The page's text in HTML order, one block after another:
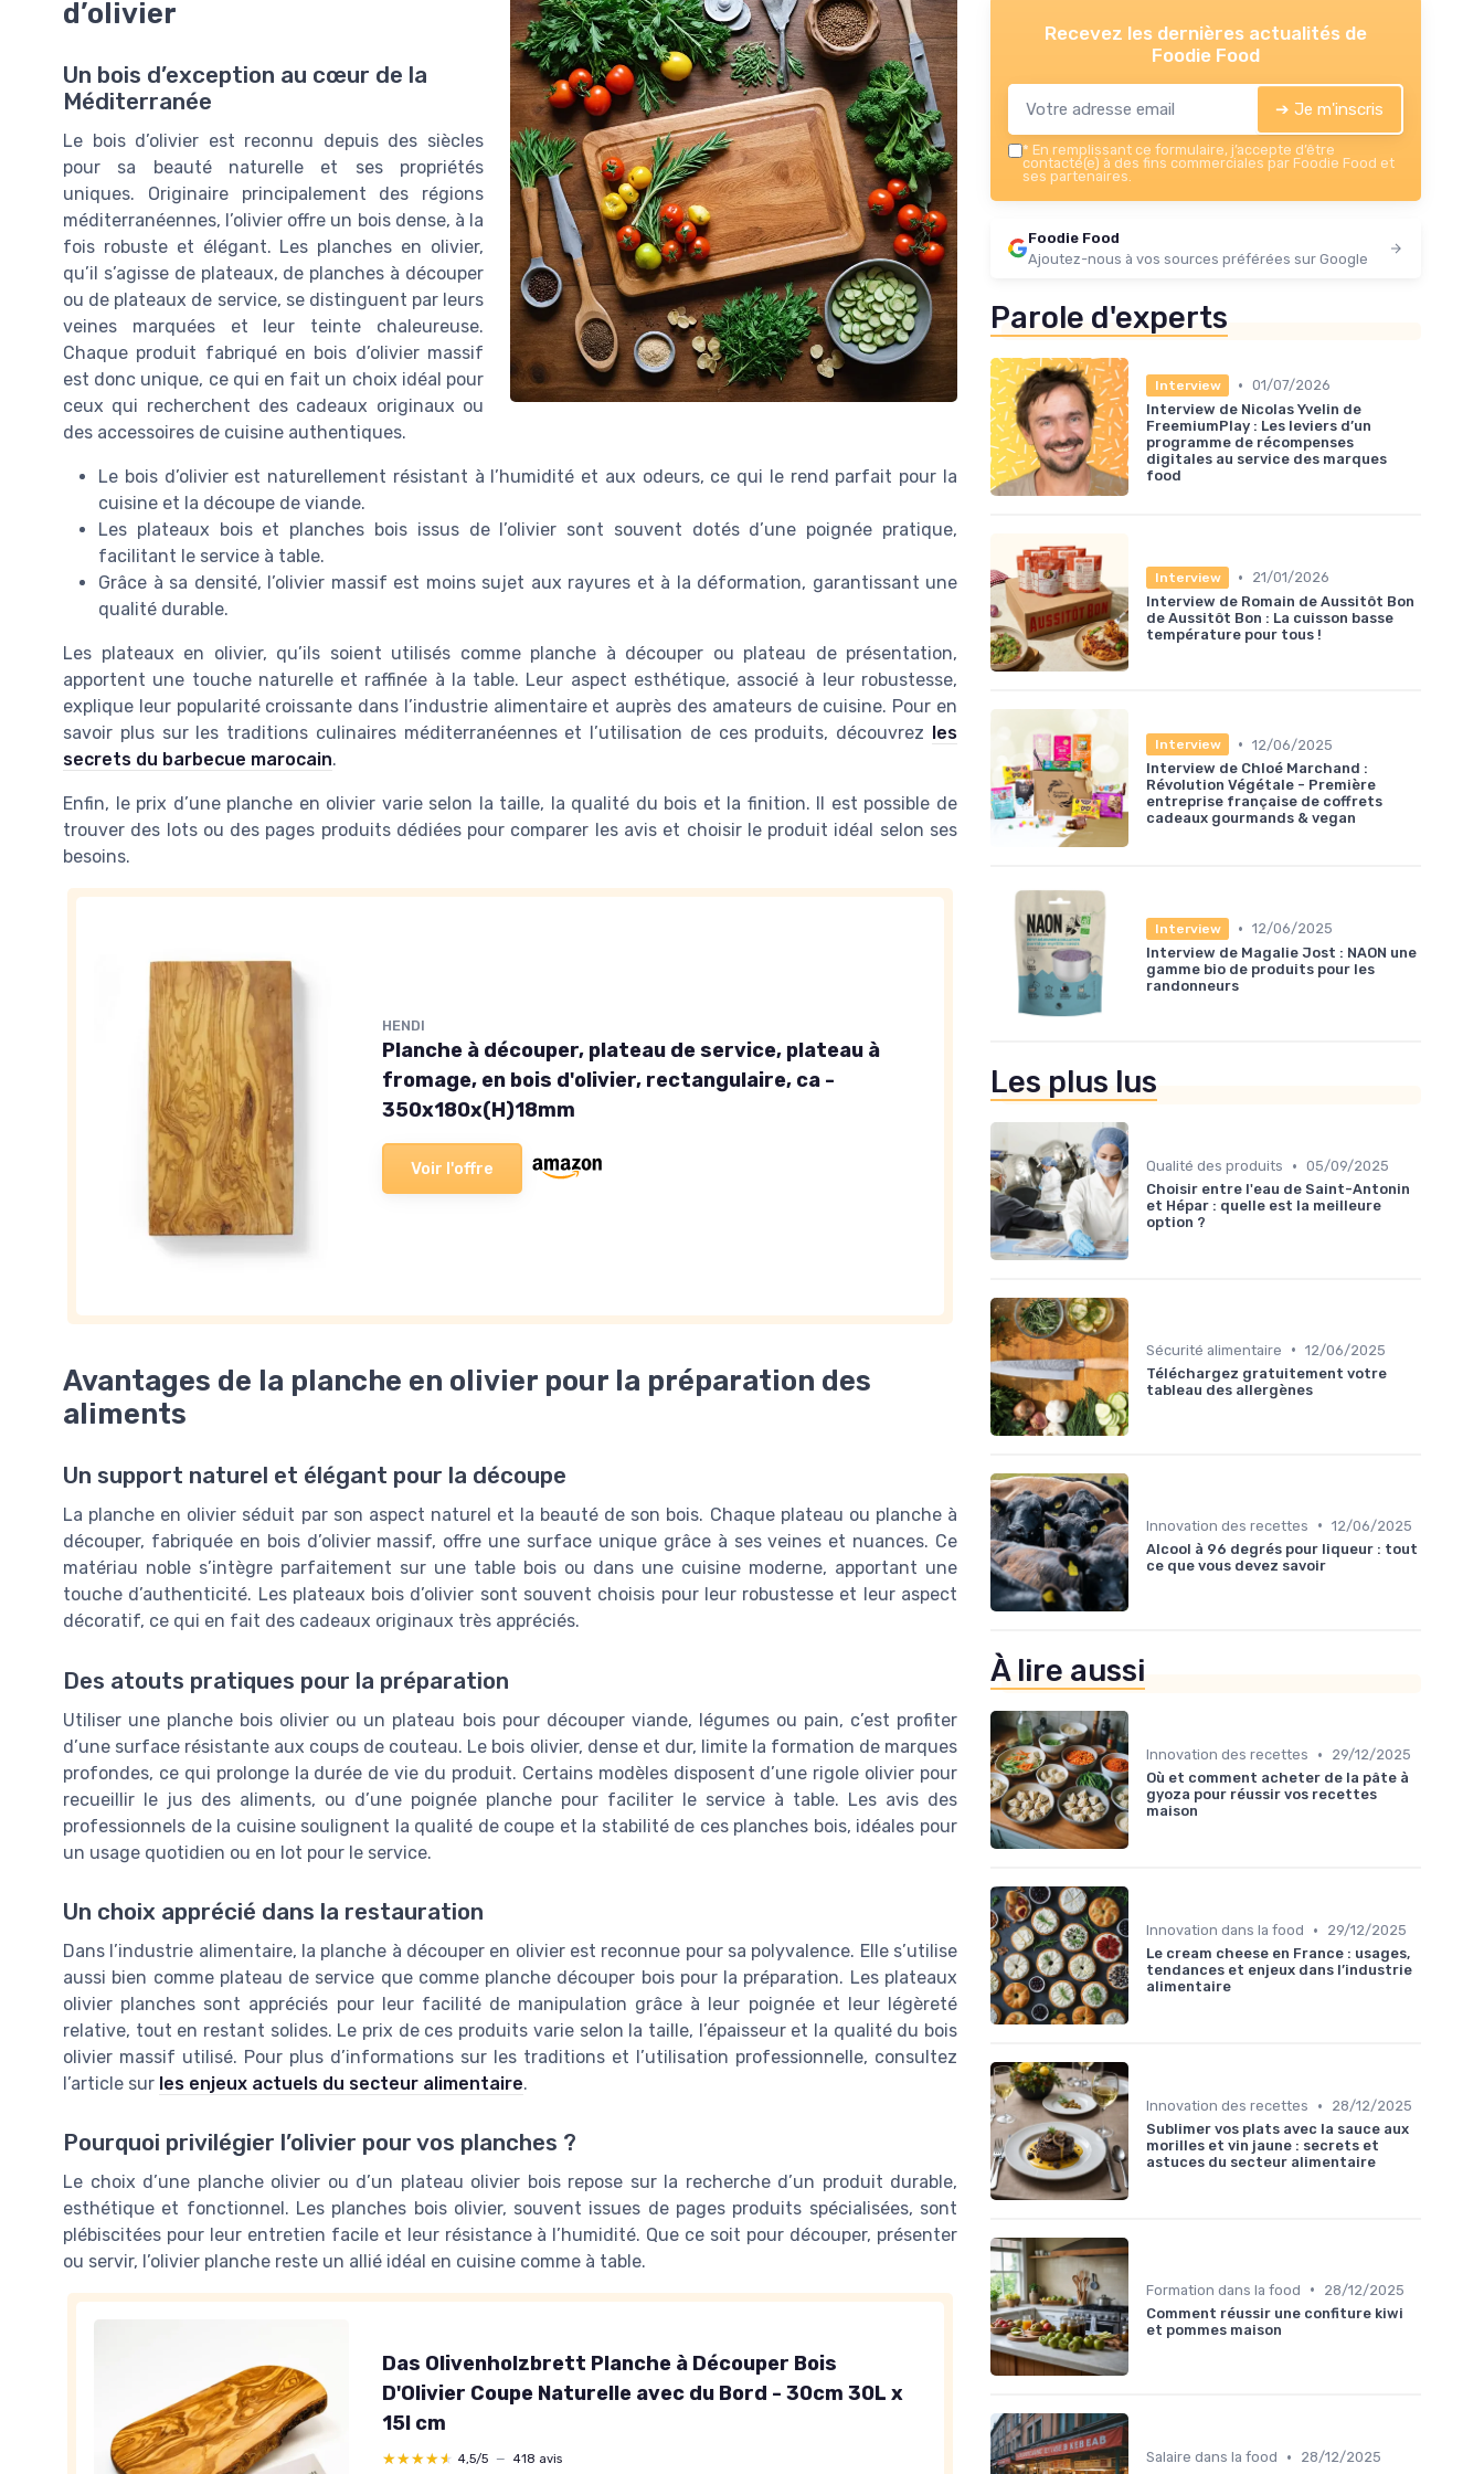
d’olivier
Un bois d’exception au cœur de la
Méditerranée
Le bois d’olivier est reconnu depuis des siècles
pour sa beauté naturelle et ses propriétés
uniques. Originaire principalement des régions
méditerranéennes, l’olivier offre un bois dense, à la
fois robuste et élégant. Les planches en olivier,
qu’il s’agisse de plateaux, de planches à découper
ou de plateaux de service, se distinguent par leurs
veines marquées et leur teinte chaleureuse.
Chaque produit fabriqué en bois d’olivier massif
est donc unique, ce qui en fait un choix idéal pour
ceux qui recherchent des cadeaux originaux ou
des accessoires de cuisine authentiques.
Le bois d’olivier est naturellement résistant à l’humidité et aux odeurs, ce qui le rend parfait pour la
cuisine et la découpe de viande.
Les plateaux bois et planches bois issus de l’olivier sont souvent dotés d’une poignée pratique,
facilitant le service à table.
Grâce à sa densité, l’olivier massif est moins sujet aux rayures et à la déformation, garantissant une
qualité durable.
Les plateaux en olivier, qu’ils soient utilisés comme planche à découper ou plateau de présentation,
apportent une touche naturelle et raffinée à la table. Leur aspect esthétique, associé à leur robustesse,
explique leur popularité croissante dans l’industrie alimentaire et auprès des amateurs de cuisine. Pour en
savoir plus sur les traditions culinaires méditerranéennes et l’utilisation de ces produits, découvrez
les
secrets du barbecue marocain.
Enfin, le prix d’une planche en olivier varie selon la taille, la qualité du bois et la finition. Il est possible de
trouver des lots ou des pages produits dédiées pour comparer les avis et choisir le produit idéal selon ses
besoins.
HENDI
Planche à découper, plateau de service, plateau à
fromage, en bois d'olivier, rectangulaire, ca -
350x180x(H)18mm
Voir l'offre
Avantages de la planche en olivier pour la préparation des
aliments
Un support naturel et élégant pour la découpe
La planche en olivier séduit par son aspect naturel et la beauté de son bois. Chaque plateau ou planche à
découper, fabriquée en bois d’olivier massif, offre une surface unique grâce à ses veines et nuances. Ce
matériau noble s’intègre parfaitement sur une table bois ou dans une cuisine moderne, apportant une
touche d’authenticité. Les plateaux bois d’olivier sont souvent choisis pour leur robustesse et leur aspect
décoratif, ce qui en fait des cadeaux originaux très appréciés.
Des atouts pratiques pour la préparation
Utiliser une planche bois olivier ou un plateau bois pour découper viande, légumes ou pain, c’est profiter
d’une surface résistante aux coups de couteau. Le bois olivier, dense et dur, limite la formation de marques
profondes, ce qui prolonge la durée de vie du produit. Certains modèles disposent d’une rigole olivier pour
recueillir le jus des aliments, ou d’une poignée planche pour faciliter le service à table. Les avis des
professionnels de la cuisine soulignent la qualité de coupe et la stabilité de ces planches bois, idéales pour
un usage quotidien ou en lot pour le service.
Un choix apprécié dans la restauration
Dans l’industrie alimentaire, la planche à découper en olivier est reconnue pour sa polyvalence. Elle s’utilise
aussi bien comme plateau de service que comme planche découper bois pour la préparation. Les plateaux
olivier planches sont appréciés pour leur facilité de manipulation grâce à leur poignée et leur légèreté
relative, tout en restant solides. Le prix de ces produits varie selon la taille, l’épaisseur et la qualité du bois
olivier massif utilisé. Pour plus d’informations sur les traditions et l’utilisation professionnelle, consultez
l’article sur les enjeux actuels du secteur alimentaire.
Pourquoi privilégier l’olivier pour vos planches ?
Le choix d’une planche olivier ou d’un plateau olivier bois repose sur la recherche d’un produit durable,
esthétique et fonctionnel. Les planches bois olivier, souvent issues de pages produits spécialisées, sont
plébiscitées pour leur entretien facile et leur résistance à l’humidité. Que ce soit pour découper, présenter
ou servir, l’olivier planche reste un allié idéal en cuisine comme à table.
Das Olivenholzbrett Planche à Découper Bois
D'Olivier Coupe Naturelle avec du Bord - 30cm 30L x
15l cm
★★★★★
★★★★★ 4,5/5 — 418 avis
Recevez les dernières actualités de
Foodie Food
➔ Je m'inscris
* En remplissant ce formulaire, j’accepte d’être
contacté(e) à des fins commerciales par Foodie Food et
ses partenaires.
Foodie Food
Ajoutez-nous à vos sources préférées sur Google
Parole d'experts
Interview • 01/07/2026
Interview de Nicolas Yvelin de
FreemiumPlay : Les leviers d’un
programme de récompenses
digitales au service des marques
food
Interview •
21/01/2026
Interview de Romain de Aussitôt Bon
de Aussitôt Bon : La cuisson basse
température pour tous !
Interview • 12/06/2025
Interview de Chloé Marchand :
Révolution Végétale - Première
entreprise française de coffrets
cadeaux gourmands & vegan
Interview • 12/06/2025
Interview de Magalie Jost : NAON une
gamme bio de produits pour les
randonneurs
Les plus lus
Qualité des produits • 05/09/2025
Choisir entre l'eau de Saint-Antonin
et Hépar : quelle est la meilleure
option ?
Sécurité alimentaire • 12/06/2025
Téléchargez gratuitement votre
tableau des allergènes
Innovation des recettes • 12/06/2025
Alcool à 96 degrés pour liqueur : tout
ce que vous devez savoir
À lire aussi
Innovation des recettes •
29/12/2025
Où et comment acheter de la pâte à
gyoza pour réussir vos recettes
maison
Innovation dans la food •
29/12/2025
Le cream cheese en France : usages,
tendances et enjeux dans l’industrie
alimentaire
Innovation des recettes •
28/12/2025
Sublimer vos plats avec la sauce aux
morilles et vin jaune : secrets et
astuces du secteur alimentaire
Formation dans la food •
28/12/2025
Comment réussir une confiture kiwi
et pommes maison
Salaire dans la food •
28/12/2025